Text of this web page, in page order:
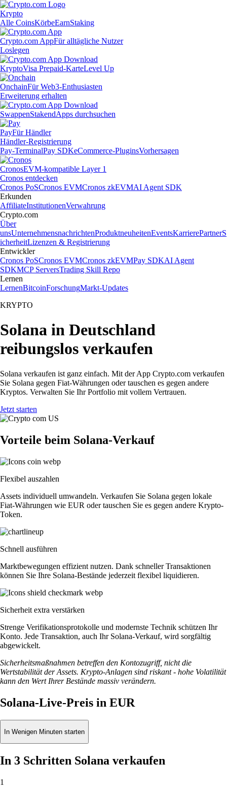
Krypto
Alle CoinsKörbeEarnStaking
Crypto.com AppFür alltägliche Nutzer
Loslegen
KryptoVisa Prepaid-KarteLevel Up
OnchainFür Web3-Enthusiasten
Erweiterung erhalten
SwappenStakendApps durchsuchen
PayFür Händler
Händler-Registrierung
Pay-TerminalPay SDKeCommerce-PluginsVorhersagen
CronosEVM-kompatible Layer 1
Cronos entdecken
Cronos PoSCronos EVMCronos zkEVMAI Agent SDK
Erkunden
AffiliateInstitutionenVerwahrung
Crypto.com
Über
unsUnternehmensnachrichtenProduktneuheitenEventsKarrierePartnerS
icherheitLizenzen & Registrierung
Entwickler
Cronos PoSCronos EVMCronos zkEVMPay SDKAI Agent
SDKMCP ServersTrading Skill Repo
Lernen
LernenBitcoinForschungMarkt-Updates
KRYPTO
Solana in Deutschland
reibungslos verkaufen
Solana verkaufen ist ganz einfach. Mit der App Crypto.com verkaufen
Sie Solana gegen Fiat-Währungen oder tauschen es gegen andere
Kryptos. Verwalten Sie Ihr Portfolio mit vollem Vertrauen.
Jetzt starten
Vorteile beim Solana-Verkauf
Flexibel auszahlen
Assets individuell umwandeln. Verkaufen Sie Solana gegen lokale
Fiat-Währungen wie EUR oder tauschen Sie es gegen andere Krypto-
Token.
Schnell ausführen
Marktbewegungen effizient nutzen. Dank schneller Transaktionen
können Sie Ihre Solana-Bestände jederzeit flexibel liquidieren.
Sicherheit extra verstärken
Strenge Verifikationsprotokolle und modernste Technik schützen Ihr
Konto. Jede Transaktion, auch Ihr Solana-Verkauf, wird sorgfältig
abgewickelt.
Sicherheitsmaßnahmen betreffen den Kontozugriff, nicht die
Wertstabilität der Assets. Krypto-Anlagen sind riskant - hohe Volatilität
kann den Wert Ihrer Bestände massiv verändern.
Solana-Live-Preis in EUR
In Wenigen Minuten starten
In 3 Schritten Solana verkaufen
1